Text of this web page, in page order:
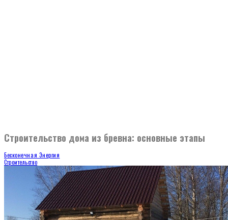
Строительство дома из бревна: основные этапы
Бесконечная Энергия
Строительство